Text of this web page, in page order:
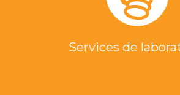
Services de